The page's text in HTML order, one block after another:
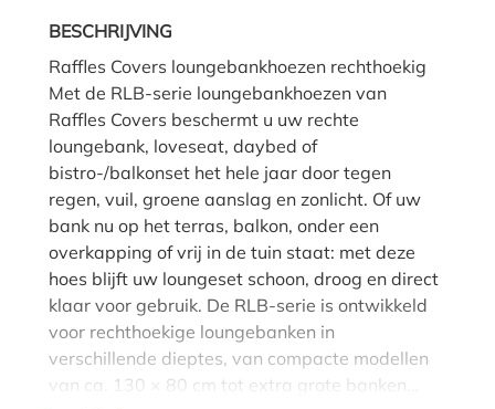
BESCHRIJVING
Raffles Covers loungebankhoezen rechthoekig
Met de RLB-serie loungebankhoezen van
Raffles Covers beschermt u uw rechte
loungebank, loveseat, daybed of
bistro-/balkonset het hele jaar door tegen
regen, vuil, groene aanslag en zonlicht. Of uw
bank nu op het terras, balkon, onder een
overkapping of vrij in de tuin staat: met deze
hoes blijft uw loungeset schoon, droog en direct
klaar voor gebruik. De RLB-serie is ontwikkeld
voor rechthoekige loungebanken in
verschillende dieptes, van compacte modellen
van ca. 130 × 80 cm tot extra grote banken…